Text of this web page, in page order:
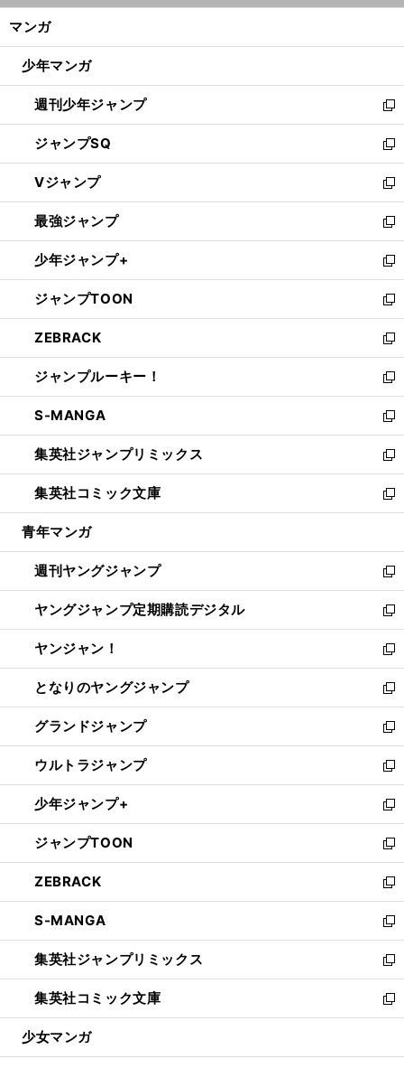
ン
ウ
開
く
マンガ
少年マンガ
週刊少年ジャンプ
新
し
い
ウ
ィ
ン
ド
ウ
で
開
く
ジャンプSQ
新
し
い
ウ
ィ
ン
ド
ウ
で
開
く
Vジャンプ
新
し
い
ウ
ィ
ン
ド
ウ
で
開
く
最強ジャンプ
新
し
い
ウ
ィ
ン
ド
ウ
で
開
く
少年ジャンプ+
新
し
い
ウ
ィ
ン
ド
ウ
で
開
く
ジャンプTOON
新
し
い
ウ
ィ
ン
ド
ウ
で
開
く
ZEBRACK
新
し
い
ウ
ィ
ン
ド
ウ
で
開
ジャンプルーキー！
新
し
い
ウ
ィ
ン
ド
ウ
開
く
S-MANGA
新
し
い
ウ
ィ
ン
ウ
で
開
く
集英社ジャンプリミックス
新
し
い
ウ
ン
ド
ウ
で
開
く
集英社コミック文庫
新
し
ウ
ィ
ン
ド
ウ
で
開
く
青年マンガ
週刊ヤングジャンプ
新
し
い
ウ
ィ
ン
ド
ウ
で
開
く
ヤングジャンプ定期購読デジタル
新
し
い
ウ
ィ
ン
ド
ウ
で
開
く
ヤンジャン！
新
し
い
ウ
ィ
ン
ド
ウ
で
開
く
となりのヤングジャンプ
新
し
い
ウ
ィ
ン
ド
ウ
で
開
く
グランドジャンプ
新
し
い
ウ
ィ
ン
ド
ウ
で
開
く
ウルトラジャンプ
新
し
い
ウ
ィ
ン
ド
ウ
で
開
く
少年ジャンプ+
新
し
い
ウ
ィ
ン
ド
ウ
で
開
く
ジャンプTOON
新
し
い
ウ
ィ
ン
ド
ウ
で
開
ZEBRACK
新
し
い
ウ
ィ
ン
ド
ウ
開
S-MANGA
新
し
い
ウ
ィ
ン
ウ
集英社ジャンプリミックス
新
し
い
ウ
ン
集英社コミック文庫
新
し
ウ
少女マンガ